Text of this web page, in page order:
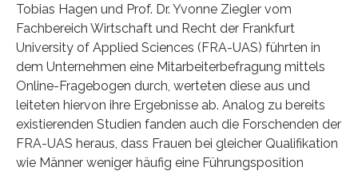
Tobias Hagen und Prof. Dr. Yvonne Ziegler vom
Fachbereich Wirtschaft und Recht der Frankfurt
University of Applied Sciences (FRA-UAS) führten in
dem Unternehmen eine Mitarbeiterbefragung mittels
Online-Fragebogen durch, werteten diese aus und
leiteten hiervon ihre Ergebnisse ab. Analog zu bereits
existierenden Studien fanden auch die Forschenden der
FRA-UAS heraus, dass Frauen bei gleicher Qualifikation
wie Männer weniger häufig eine Führungsposition